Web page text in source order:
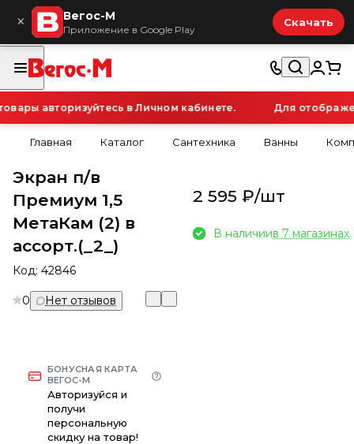
× Вегос-М
Приложение в Google Play
Скачать
авторизуйтесь в Личном кабинете. Для
Главная Каталог Сантехника Ванны
Экран п/в
Премиум 1,5
МетаКам (2) в
ассорт.(_2_)
Код: 42846
0 Нет отзывов
БОНУСНАЯ КАРТА
ВЕГОС-М
Авторизуйся и
получи
персональную
скидку на товар!
2 595 ₽/шт
В наличиив 7 магазинах